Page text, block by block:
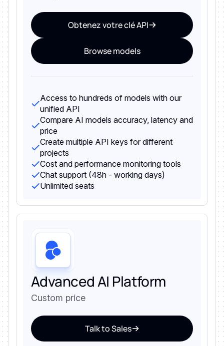
Obtenez votre clé API
Browse models
Access to hundreds of models with our
unified API
Compare AI models accuracy, latency and
price
Create multiple API keys for different
projects
Cost and performance monitoring tools
Chat support (48h - working days)
Unlimited seats
Advanced AI Platform
Custom price
Talk to Sales